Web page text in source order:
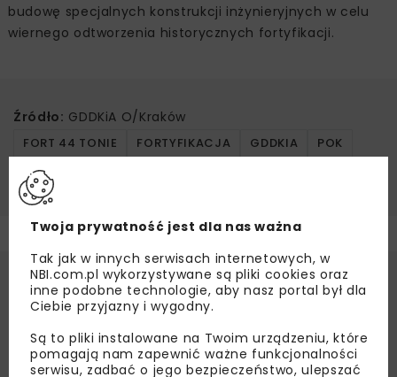
budowę specjalnych konstrukcji inżynieryjnych w celu
wiernego odtworzenia historycznych fortyfikacji.
Źródło: GDDKiA O/Kraków
FORT 44 TONIE FORTYFIKACJA GDDKIA
POK
REKONSTRUKCJA
Twoja prywatność jest dla nas ważna
Tak jak w innych serwisach internetowych, w
NBI.com.pl wykorzystywane są pliki cookies oraz
inne podobne technologie, aby nasz portal był dla
Ciebie przyjazny i wygodny.
Są to pliki instalowane na Twoim urządzeniu, które
pomagają nam zapewnić ważne funkcjonalności
serwisu, zadbać o jego bezpieczeństwo, ulepszać